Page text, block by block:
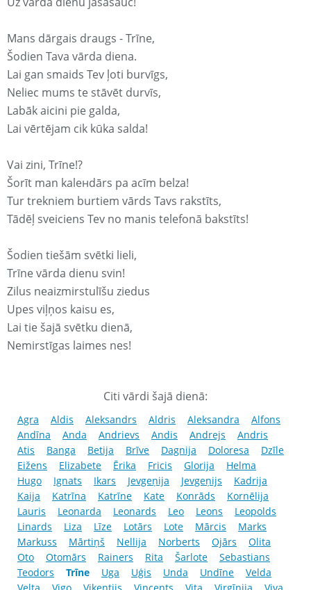
Mans dārgais draugs - Trīne,
Šodien Tava vārda diena.
Lai gan smaids Tev ļoti burvīgs,
Neliec mums te stāvēt durvīs,
Labāk aicini pie galda,
Lai vērtējam cik kūka salda!
Vai zini, Trīne!?
Šorīt man kaleнdārs pa acīm belza!
Tur trekniem burtiem vārds Tavs rakstīts,
Tādēļ sveiciens Tev no manis telefonā bakstīts!
Šodien tiešām svētki lieli,
Trīne vārda dienu svin!
Zilus neaizmirstulīšu ziedus
Upes viļņos kaisu es,
Lai tie šajā svētku dienā,
Nemirstīgas laimes nes!
Citi vārdi šajā dienā:
Agra Aldis Aleksandrs Aldris Aleksandra
Alfons
Andīna
Anda Andrievs Andis Andrejs
Andris
Atis
Banga Betija Brīve Dagnija Doloresa
Dzīle
Eižens
Elizabete Ērika Fricis Glorija
Helma
Hugo
Ignats Ikars Jevgeņija Jevgeņijs
Kadrija
Kaija
Katrīna Katrīne Kate Konrāds
Kornēlija
Lauris
Leonarda Leonards Leo Leons
Leopolds
Linards
Liza Līze Lotārs Lote Mārcis
Marks
Markuss
Mārtiņš Nellija Norberts Ojārs
Olita
Oto
Otomārs Rainers Rita Šarlote
Sebastians
Teodors
Trīne Uga Uģis Unda Undīne
Velda